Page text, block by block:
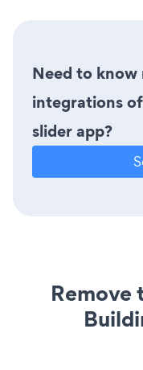
Need to know
integrations
slider app?
Remove